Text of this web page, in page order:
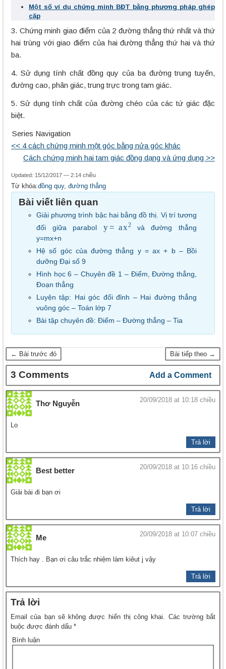
Một số ví dụ chứng minh BĐT bằng phương pháp ghép
cặp
3. Chứng minh giao điểm của 2 đường thẳng thứ nhất và thứ
hai trùng với giao điểm của hai đường thẳng thứ hai và thứ
ba.
4. Sử dụng tính chất đồng quy của ba đường trung tuyến,
đường cao, phân giác, trung trực trong tam giác.
5. Sử dụng tính chất của đường chéo của các tứ giác đặc
biệt.
Series Navigation
<< 4 cách chứng minh một góc bằng nửa góc khác
Cách chứng minh hai tam giác đồng dạng và ứng dụng >>
Updated: 15/12/2017 — 2:14 chiều
Từ khóa:đồng quy, đường thẳng
Bài viết liên quan
Giải phương trình bậc hai bằng đồ thị. Vị trí tương
đối giữa parabol
và đường thẳng
y=mx+n
Hệ số góc của đường thẳng y = ax + b – Bồi
dưỡng Đại số 9
Hình học 6 – Chuyên đề 1 – Điểm, Đường thẳng,
Đoạn thẳng
Luyện tập: Hai góc đối đỉnh – Hai đường thẳng
vuông góc – Toán lớp 7
Bài tập chuyên đề: Điểm – Đường thẳng – Tia
← Bài trước đó Bài tiếp theo →
3 Comments Add a Comment
Thơ Nguyễn 20/09/2018 at 10:18 chiều
Lo
Trả lời
Best better 20/09/2018 at 10:16 chiều
Giải bài đi bạn ơi
Trả lời
Me 20/09/2018 at 10:07 chiều
Thích hay . Bạn ơi câu trắc nhiệm làm kiêut j vậy
Trả lời
Trả lời
Email của bạn sẽ không được hiển thị công khai.
Các trường bắt
buộc được đánh dấu *
Bình luận